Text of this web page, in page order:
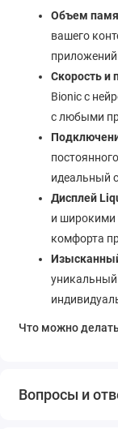
Объем
вашего
Скорость и
Bionic с
с любыми
идеальный
Дисплей
и широкими
комфорта
уникальный
Что можно
Pencil для
Вопросы и